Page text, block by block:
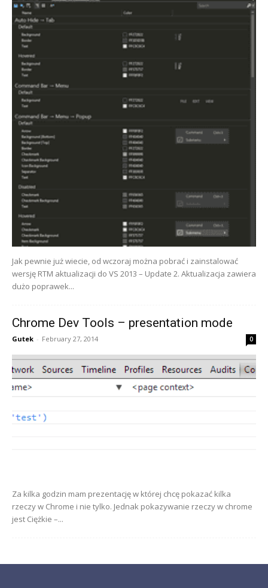
Jak pewnie już wiecie, od wczoraj można pobrać i zainstalować
wersję RTM aktualizacji do VS 2013 – Update 2. Aktualizacja zawiera
dużo poprawek...
Chrome Dev Tools – presentation mode
Gutek - February 27, 2014 0
Za kilka godzin mam prezentację w której chcę pokazać kilka
rzeczy w Chrome i nie tylko. Jednak pokazywanie rzeczy w chrome
jest Ciężkie –...